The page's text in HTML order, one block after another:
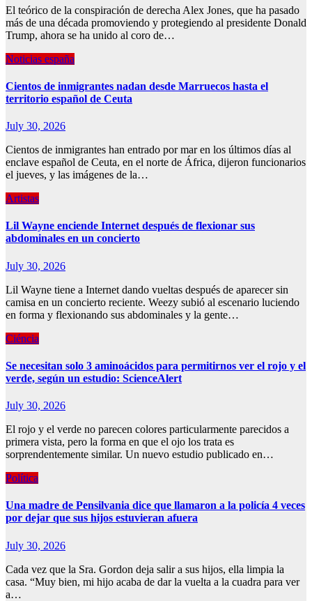
El teórico de la conspiración de derecha Alex Jones, que ha pasado
más de una década promoviendo y protegiendo al presidente Donald
Trump, ahora se ha unido al coro de…
Noticias españa
Cientos de inmigrantes nadan desde Marruecos hasta el
territorio español de Ceuta
July 30, 2026
Cientos de inmigrantes han entrado por mar en los últimos días al
enclave español de Ceuta, en el norte de África, dijeron funcionarios
el jueves, y las imágenes de la…
Artistas
Lil Wayne enciende Internet después de flexionar sus
abdominales en un concierto
July 30, 2026
Lil Wayne tiene a Internet dando vueltas después de aparecer sin
camisa en un concierto reciente. Weezy subió al escenario luciendo
en forma y flexionando sus abdominales y la gente…
Ciéncia
Se necesitan solo 3 aminoácidos para permitirnos ver el rojo y el
verde, según un estudio: ScienceAlert
July 30, 2026
El rojo y el verde no parecen colores particularmente parecidos a
primera vista, pero la forma en que el ojo los trata es
sorprendentemente similar. Un nuevo estudio publicado en…
Política
Una madre de Pensilvania dice que llamaron a la policía 4 veces
por dejar que sus hijos estuvieran afuera
July 30, 2026
Cada vez que la Sra. Gordon deja salir a sus hijos, ella limpia la
casa. “Muy bien, mi hijo acaba de dar la vuelta a la cuadra para ver
a…